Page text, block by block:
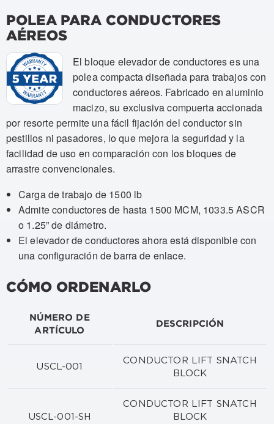
POLEA PARA CONDUCTORES
AÉREOS
El bloque elevador de conductores es una
polea compacta diseñada para trabajos con
conductores aéreos. Fabricado en aluminio
macizo, su exclusiva compuerta accionada
por resorte permite una fácil fijación del conductor sin
pestillos ni pasadores, lo que mejora la seguridad y la
facilidad de uso en comparación con los bloques de
arrastre convencionales.
Carga de trabajo de 1500 lb
Admite conductores de hasta 1500 MCM, 1033.5 ASCR
o 1.25” de diámetro.
El elevador de conductores ahora está disponible con
una configuración de barra de enlace.
CÓMO ORDENARLO
NÚMERO DE
ARTÍCULO
DESCRIPCIÓN
USCL-001
CONDUCTOR LIFT SNATCH
BLOCK
USCL-001-SH
CONDUCTOR LIFT SNATCH
BLOCK